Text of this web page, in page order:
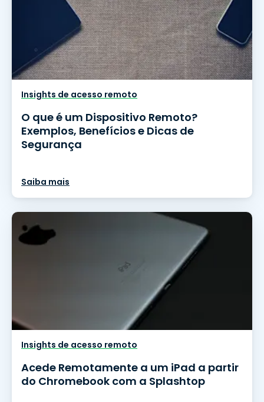
Insights de acesso remoto
O que é um Dispositivo Remoto?
Exemplos, Benefícios e Dicas de
Segurança
Saiba mais
Insights de acesso remoto
Acede Remotamente a um iPad a partir
do Chromebook com a Splashtop